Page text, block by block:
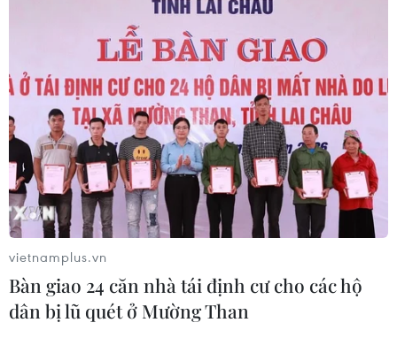
Điều gì chờ đợi đồng yen sau cái bắt
tay giữa Mỹ-Nhật?
04/08/2026 14:11
Sửa Luật Trưng mua, trưng dụng tài
sản giải quyết vướng mắc trên thực
tiễn
04/08/2026 13:10
vietnamplus.vn
Bàn giao 24 căn nhà tái định cư cho các hộ
dân bị lũ quét ở Mường Than